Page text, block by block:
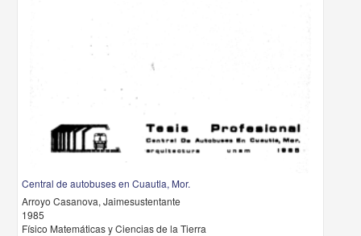
Central de autobuses en Cuautla, Mor.
Arroyo Casanova, Jaimesustentante
1985
Físico Matemáticas y Ciencias de la Tierra